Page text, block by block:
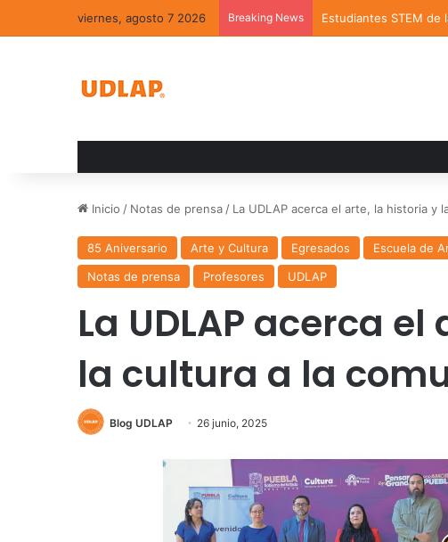
viernes, agosto 7 2026 Breaking News Estudiantes STEM de
Inicio / Notas de prensa / La UDLAP acerca el arte, la historia y
85 Aniversario Arte y Cultura Egresados Escuela de
Notas de prensa
Profesores UDLAP
La UDLAP acerca
la cultura a la
Blog UDLAP 26 junio, 2025